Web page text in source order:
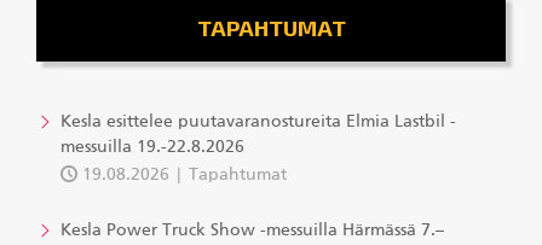
TAPAHTUMAT
Kesla esittelee puutavaranostureita Elmia Lastbil -
messuilla 19.-22.8.2026
19.08.2026
Tapahtumat
Kesla Power Truck Show -messuilla Härmässä 7.–